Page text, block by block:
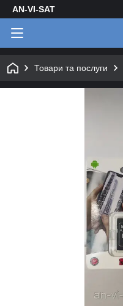
AN-VI-SAT
Товари та послуги